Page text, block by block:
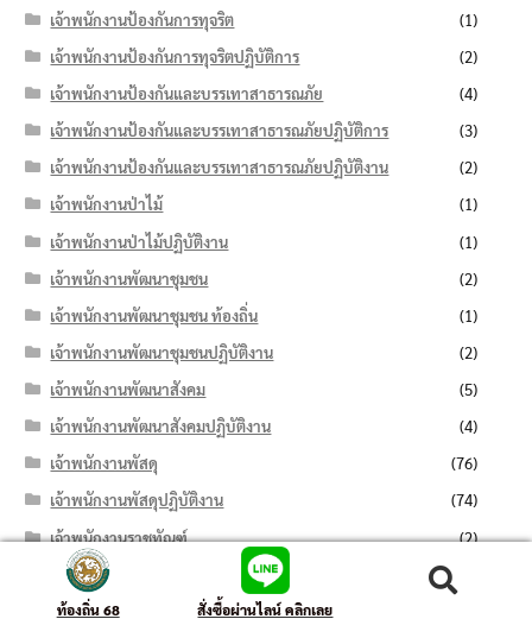
เจ้าพนักงานป้องกันการทุจริต
(1)
เจ้าพนักงานป้องกันการทุจริตปฏิบัติการ
(2)
เจ้าพนักงานป้องกันและบรรเทาสาธารณภัย
(4)
เจ้าพนักงานป้องกันและบรรเทาสาธารณภัยปฏิบัติการ
(3)
เจ้าพนักงานป้องกันและบรรเทาสาธารณภัยปฏิบัติงาน
(2)
เจ้าพนักงานป่าไม้
(1)
เจ้าพนักงานป่าไม้ปฏิบัติงาน
(1)
เจ้าพนักงานพัฒนาชุมชน
(2)
เจ้าพนักงานพัฒนาชุมชน ท้องถิ่น
(1)
เจ้าพนักงานพัฒนาชุมชนปฏิบัติงาน
(2)
เจ้าพนักงานพัฒนาสังคม
(5)
เจ้าพนักงานพัฒนาสังคมปฏิบัติงาน
(4)
เจ้าพนักงานพัสดุ
(76)
เจ้าพนักงานพัสดุปฏิบัติงาน
(74)
เจ้าพนักงานราชทัณฑ์
(2)
เจ้าพนักงานราชทัณฑ์ปฏิบัติงาน
เจ้าพนักงานลิขิต
ท้องถิ่น 68 สั่งซื้อผ่านไลน์ คลิกเลย